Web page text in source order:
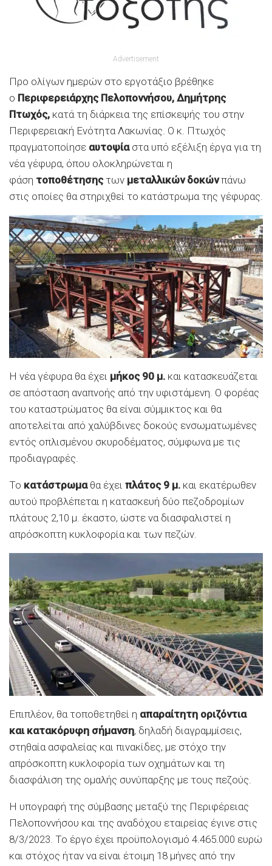
Advertisement
Προ ολίγων ημερών στο εργοτάξιο βρέθηκε
ο Περιφερειάρχης Πελοποννήσου, Δημήτρης
Πτωχός, κατά τη διάρκεια της επίσκεψής του στην
Περιφερειακή Ενότητα Λακωνίας. Ο κ. Πτωχός
πραγματοποίησε αυτοψία στα υπό εξέλιξη έργα για τη
νέα γέφυρα, όπου ολοκληρώνεται η
φάση τοποθέτησης των μεταλλικών δοκώνπάνω
στις οποίες θα στηριχθεί το κατάστρωμα της γέφυρας.
Η νέα γέφυρα θα έχει μήκος 90 μ. και κατασκευάζεται
σε απόσταση αναπνοής από την υφιστάμενη. Ο φορέας
του καταστρώματος θα είναι σύμμικτος και θα
αποτελείται από χαλύβδινες δοκούς ενσωματωμένες
εντός οπλισμένου σκυροδέματος, σύμφωνα με τις
προδιαγραφές.
Το κατάστρωμαθα έχει πλάτος 9 μ. και εκατέρωθεν
αυτού προβλέπεται η κατασκευή δύο πεζοδρομίων
πλάτους 2,10 μ. έκαστο, ώστε να διασφαλιστεί η
απρόσκοπτη κυκλοφορία και των πεζών.
Επιπλέον, θα τοποθετηθεί η απαραίτητη οριζόντια
και κατακόρυφη σήμανση, δηλαδή διαγραμμίσεις,
στηθαία ασφαλείας και πινακίδες, με στόχο την
απρόσκοπτη κυκλοφορία των οχημάτων και τη
διασφάλιση της ομαλής συνύπαρξης με τους πεζούς.
Η υπογραφή της σύμβασης μεταξύ της Περιφέρειας
Πελοποννήσου και της αναδόχου εταιρείας έγινε στις
8/3/2023. Το έργο έχει προϋπολογισμό 4.465.000 ευρώ
και στόχος ήταν να είναι έτοιμη 18 μήνες από την